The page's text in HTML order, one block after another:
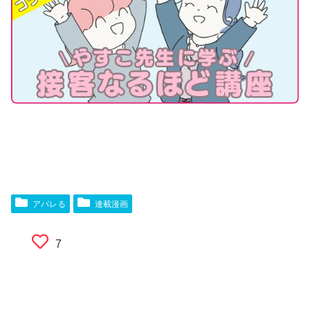
アパレる 連載漫画
7